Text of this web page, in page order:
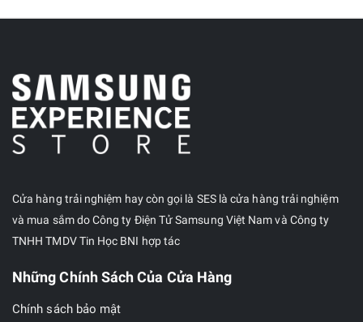
Cửa hàng trải nghiệm hay còn gọi là SES là cửa hàng trải nghiệm
và mua sắm do Công ty Điện Tử Samsung Việt Nam và Công ty
TNHH TMDV Tin Học BNI hợp tác
Những Chính Sách Của Cửa Hàng
Chính sách bảo mật